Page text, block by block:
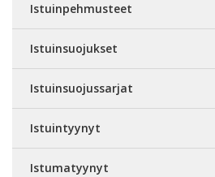
Istuinpehmusteet
Istuinsuojukset
Istuinsuojussarjat
Istuintyynyt
Istumatyynyt